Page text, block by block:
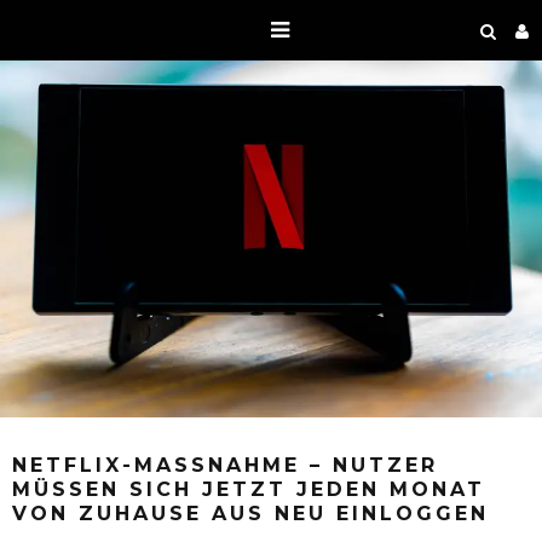
NETFLIX-MASSNAHME – NUTZER M
ÜSSEN SICH JETZT JEDEN MONAT V
ON ZUHAUSE AUS NEU EINLOGGEN